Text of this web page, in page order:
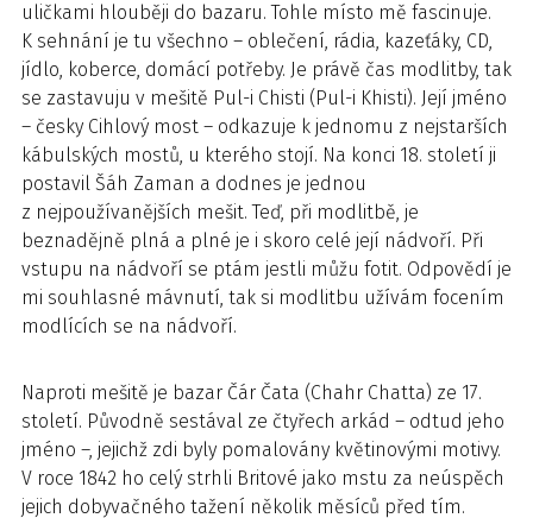
uličkami hlouběji do bazaru. Tohle místo mě fascinuje.
K sehnání je tu všechno – oblečení, rádia, kazeťáky, CD,
jídlo, koberce, domácí potřeby. Je právě čas modlitby, tak
se zastavuju v mešitě Pul-i Chisti (Pul-i Khisti). Její jméno
– česky Cihlový most – odkazuje k jednomu z nejstarších
kábulských mostů, u kterého stojí. Na konci 18. století ji
postavil Šáh Zaman a dodnes je jednou
z nejpoužívanějších mešit. Teď, při modlitbě, je
beznadějně plná a plné je i skoro celé její nádvoří. Při
vstupu na nádvoří se ptám jestli můžu fotit. Odpovědí je
mi souhlasné mávnutí, tak si modlitbu užívám focením
modlících se na nádvoří.
Naproti mešitě je bazar Čár Čata (Chahr Chatta) ze 17.
století. Původně sestával ze čtyřech arkád – odtud jeho
jméno –, jejichž zdi byly pomalovány květinovými motivy.
V roce 1842 ho celý strhli Britové jako mstu za neúspěch
jejich dobyvačného tažení několik měsíců před tím.